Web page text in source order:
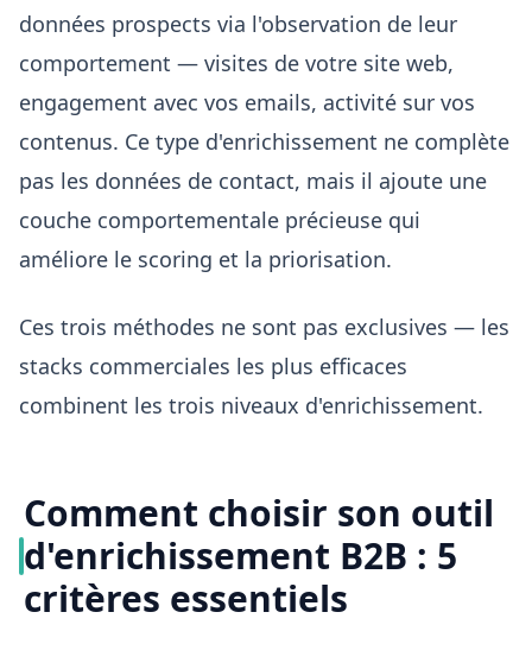
données prospects via l'observation de leur
comportement — visites de votre site web,
engagement avec vos emails, activité sur vos
contenus. Ce type d'enrichissement ne complète
pas les données de contact, mais il ajoute une
couche comportementale précieuse qui
améliore le scoring et la priorisation.
Ces trois méthodes ne sont pas exclusives — les
stacks commerciales les plus efficaces
combinent les trois niveaux d'enrichissement.
Comment choisir son outil
d'enrichissement B2B : 5
critères essentiels